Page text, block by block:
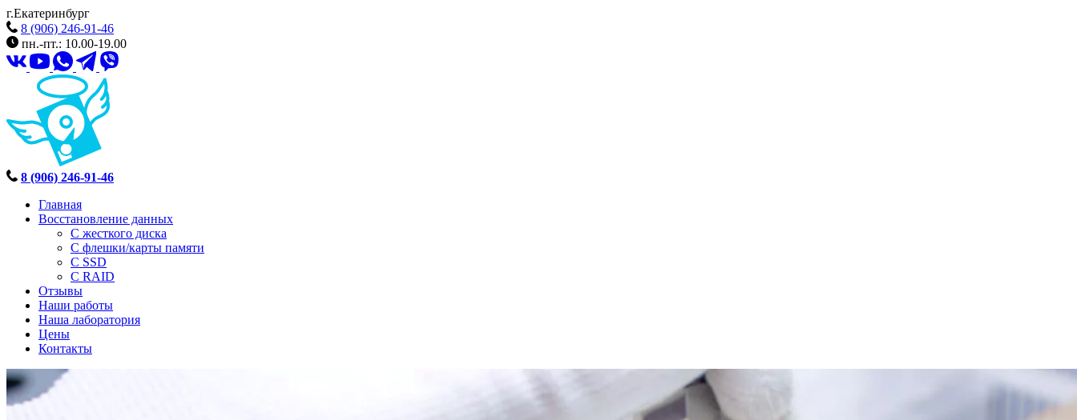
г.Екатеринбург
8 (906) 246-91-46
пн.-пт.: 10.00-19.00
8 (906) 246-91-46
Главная
Восстановление данных
С жесткого диска
С флешки/карты памяти
С SSD
С RAID
Отзывы
Наши работы
Наша лаборатория
Цены
Контакты